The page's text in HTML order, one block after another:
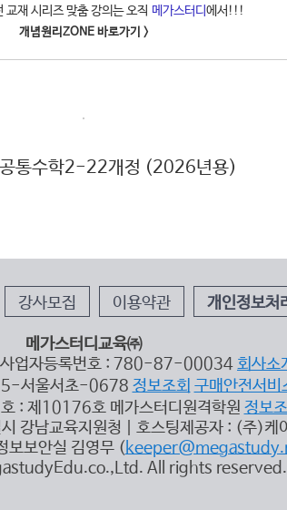
교재 시리즈 맞춤 강의는 오직 메가스터디에서!!!
개념원리ZONE 바로가기 >
통수학2-22개정 (2026년용)
강사모집 이용약관 개인정보처
메가스터디교육㈜
사업자등록번호 : 780-87-00034 회사소
서울서초-0678 정보조회 구매안전서비
: 제10176호 메가스터디원격학원 정보
강남교육지원청 | 호스팅제공자 : (주)케
보보안실 김영무 (
All rights reserved.